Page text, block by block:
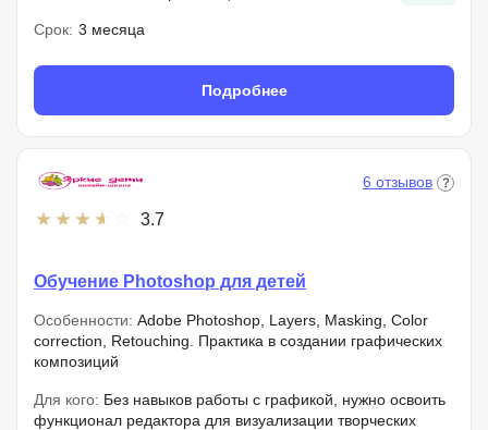
Срок: 3 месяца
Подробнее
3.7
6 отзывов
Обучение Photoshop для детей
Особенности: Adobe Photoshop, Layers, Masking, Color
correction, Retouching. Практика в создании графических
композиций
Для кого: Без навыков работы с графикой, нужно освоить
функционал редактора для визуализации творческих